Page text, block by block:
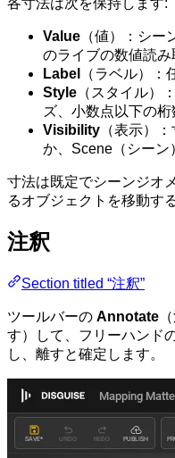
Value （値）：シ
のライブの数値読み
Label
（ラベル）：
Style （スタイル）
ズ、小数点以下の桁
Visibility （表示）
か、Scene（シーン
寸法は既定でシーンジオ
るオブジェクトを移動す
注釈
Section titled “注釈”
ツールバーの Annotate
す）して、フリーハンド
し、離すと確定します。